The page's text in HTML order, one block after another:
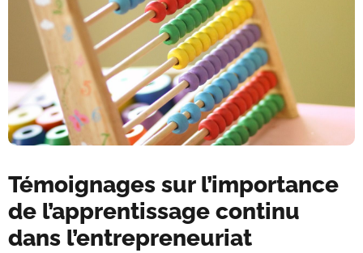
Témoignages sur l’importance
de l’apprentissage continu
dans l’entrepreneuriat